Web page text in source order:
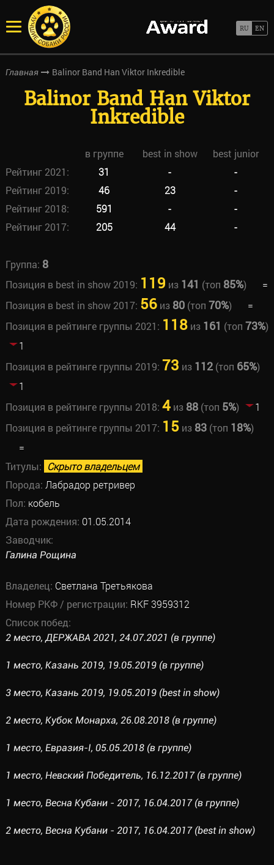
Главная Balinor Band Han Viktor Inkredible
Balinor Band Han Viktor
Inkredible
в группе best in show
best junior
Рейтинг 2021:
31 -
-
Рейтинг 2019:
46 23
-
Рейтинг 2018:
591 -
-
Рейтинг 2017:
205 44 -
Группа: 8
Позиция в best in show 2019: 119 из 141 (топ 85%)
=
Позиция в best in show 2017: 56из 80(топ 70%)
=
Позиция в рейтинге группы 2021: 118из 161 (топ 73%)
1
Позиция в рейтинге группы 2019: 73 из 112(топ 65%)
1
Позиция в рейтинге группы 2018: 4из 88(топ 5%)
1
Позиция в рейтинге группы 2017: 15из 83(топ 18%)
=
Титулы: Скрыто владельцем
Порода: Лабрадор ретривер
Пол: кобель
Дата рождения: 01.05.2014
Заводчик:
Галина Рощина
Владелец: Светлана Третьякова
Номер РКФ / регистрации: RKF 3959312
Список побед:
2 место, ДЕРЖАВА 2021, 24.07.2021 (в группе)
1 место, Казань 2019, 19.05.2019 (в группе)
3 место, Казань 2019, 19.05.2019 (best in show)
2 место, Кубок Монарха, 26.08.2018 (в группе)
1 место, Евразия-I, 05.05.2018 (в группе)
1 место, Невский Победитель, 16.12.2017 (в группе)
1 место, Весна Кубани - 2017, 16.04.2017 (в группе)
2 место, Весна Кубани - 2017, 16.04.2017 (best in show)